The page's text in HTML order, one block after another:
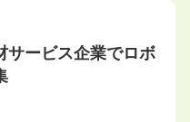
ービス企業でロボ